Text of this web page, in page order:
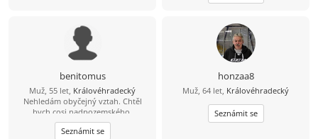
benitomus
Muž, 55 let, Královéhradecký
Nehledám obyčejný vztah. Chtěl
bych cosi nadpozemského,
výjimečného, ne šedivého a
zbytečného.
Seznámit se
honzaa8
Muž, 64 let, Královéhradecký
Seznámit se